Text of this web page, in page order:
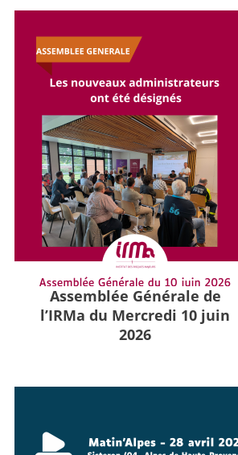
Assemblée Générale de
l’IRMa du Mercredi 10 juin
2026